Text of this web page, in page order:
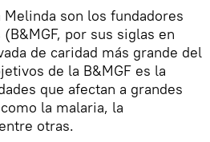
son los fundadores
por sus siglas en
de caridad más grande del
de la B&MGF es la
que afectan a grandes
la malaria, la
otras.